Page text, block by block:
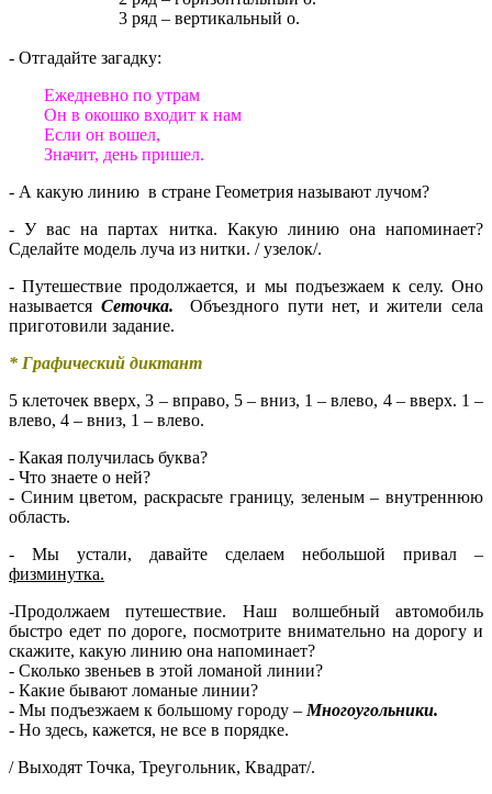
3 ряд – вертикальный о.
- Отгадайте загадку:
Ежедневно по утрам
Он в окошко входит к нам
Если он вошел,
Значит, день пришел.
- А какую линию в стране Геометрия называют лучом?
- У вас на партах нитка. Какую линию она напоминает?
Сделайте модель луча из нитки. / узелок/.
- Путешествие продолжается, и мы подъезжаем к селу. Оно
называется Сеточка. Объездного пути нет, и жители села
приготовили задание.
* Графический диктант
5 клеточек вверх, 3 – вправо, 5 – вниз, 1 – влево, 4 – вверх. 1 –
влево, 4 – вниз, 1 – влево.
- Какая получилась буква?
- Что знаете о ней?
- Синим цветом, раскрасьте границу, зеленым – внутреннюю
область.
- Мы устали, давайте сделаем небольшой привал –
физминутка.
-Продолжаем путешествие. Наш волшебный автомобиль
быстро едет по дороге, посмотрите внимательно на дорогу и
скажите, какую линию она напоминает?
- Сколько звеньев в этой ломаной линии?
- Какие бывают ломаные линии?
- Мы подъезжаем к большому городу – Многоугольники.
- Но здесь, кажется, не все в порядке.
/ Выходят Точка, Треугольник, Квадрат/.